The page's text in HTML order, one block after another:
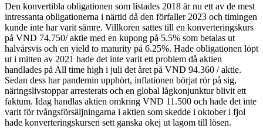
Den konvertibla obligationen som listades 2018 är nu ett av de mest
intressanta obligationerna i närtid då den förfaller 2023 och timingen
kunde inte har varit sämre. Villkoren sattes till en konverteringskurs
på VND 74.750/ aktie med en kupong på 5.5% som betalas ut
halvårsvis och en yield to maturity på 6.25%. Hade obligationen löpt
ut i mitten av 2021 hade det inte varit ett problem då aktien
handlades på All time high i juli det året på VND 94.360 / aktie.
Sedan dess har pandemin upphört, inflationen börjat rör på sig,
näringslivstoppar arresterats och en global lågkonjunktur blivit ett
faktum. Idag handlas aktien omkring VND 11.500 och hade det inte
varit för tvångsförsäljningarna i aktien som skedde i oktober i fjol
hade konverteringskursen sett ganska okej ut lagom till lösen.